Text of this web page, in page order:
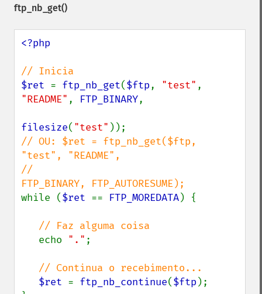
ftp_nb_get()
<?php
$ret = ftp_nb_get($ftp, "test"
"README" , FTP_BINARY,
filesize( "test"
// OU: $ret = ftp_nb_get($ftp,
"test", "README",
//
while ($ret == FTP_MOREDATA) {
// Faz alguma coisa
echo "." ;
// Continua o recebimento...
$ret = ftp_nb_continue($ftp );